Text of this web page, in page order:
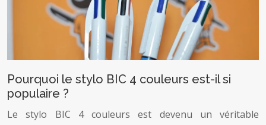
Pourquoi le stylo BIC 4 couleurs est-il si
populaire ?
Le stylo BIC 4 couleurs est devenu un véritable